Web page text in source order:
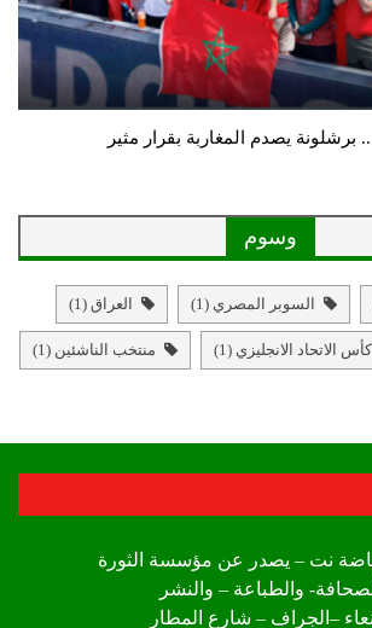
برشلونة يصدم المغاربة بقرار مثير
وسوم
السوبر المصري (1) العراق (1)
كأس الاتحاد الانجليزي (1) منتخب الناشئين (1)
نت – يصدر عن مؤسسة الثورة
والطباعة – والنشر
–الجراف – شارع المطار